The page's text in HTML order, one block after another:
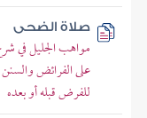
صلاة الضحى
مواهب الجليل في
على الفرائض
للفرض قبله أو بعده